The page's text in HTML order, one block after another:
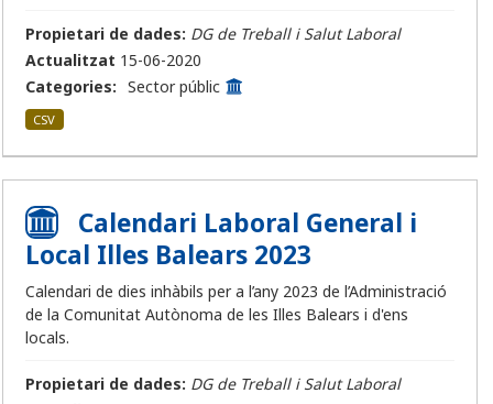
Propietari de dades: DG de Treball i Salut Laboral
Actualitzat 15-06-2020
Categories: Sector públic
CSV
Calendari Laboral General i
Local Illes Balears 2023
Calendari de dies inhàbils per a l’any 2023 de l’Administració
de la Comunitat Autònoma de les Illes Balears i d'ens
locals.
Propietari de dades: DG de Treball i Salut Laboral